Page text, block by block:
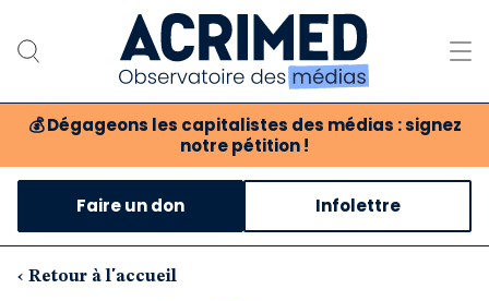
💰 Dégageons les capitalistes des médias : signez
notre pétition !
Notre association
Notre critique des médias
Nos propositions
Faire un don Infolettre
‹ Retour à l'accueil